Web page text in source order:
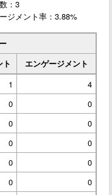
：3
ジメント率：3.88%
ト
エンゲージメント
1
4
0
0
0
0
0
0
0
0
0
0